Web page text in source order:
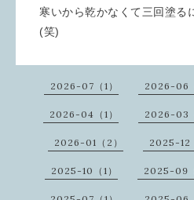
寒いから乾かなくて三回塗る
(笑)
2026-07（1） 2026-06（
2026-04（1） 2026-03
2026-01（2） 2025-12
2025-10（1） 2025-09（